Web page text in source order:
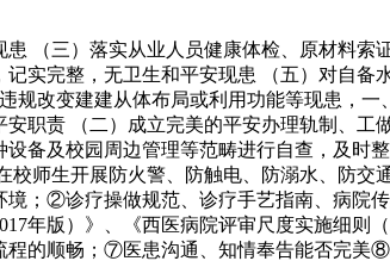
三）落实从业人员健康体检、原材料索
实完整，无卫生和平安现患 （五）对自
规改变建建从体布局或利用功能等现患，
职责 （二）成立完美的平安办理轨制、
备及校园周边管理等范畴进行自查，及时
师生开展防火警、防触电、防溺水、防
；②诊疗操做规范、诊疗手艺指南、病院
年版）》、《西医病院评审尺度实施细则
的顺畅；⑦医患沟通、知情奉告能否完美